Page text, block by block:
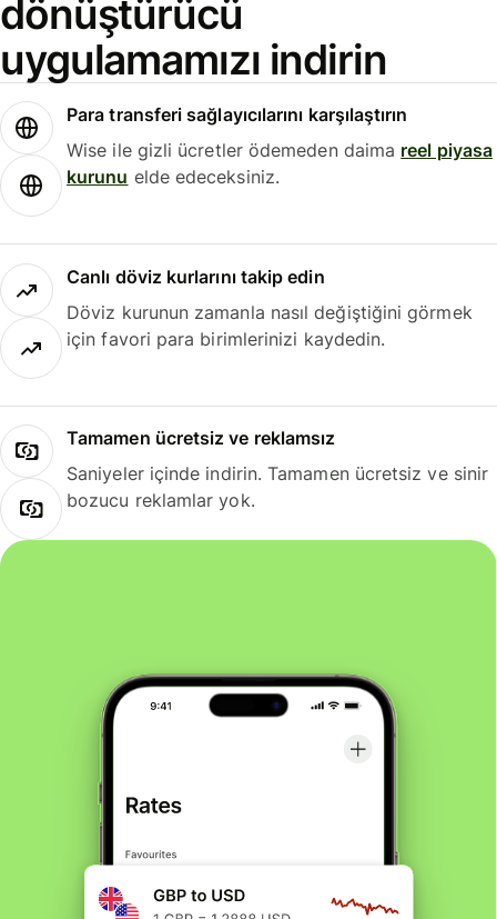
dönüştürücü
uygulamamızı indirin
Para transferi sağlayıcılarını karşılaştırın
Wise ile gizli ücretler ödemeden daima reel piyasa
kurunu elde edeceksiniz.
Canlı döviz kurlarını takip edin
Döviz kurunun zamanla nasıl değiştiğini görmek
için favori para birimlerinizi kaydedin.
Tamamen ücretsiz ve reklamsız
Saniyeler içinde indirin. Tamamen ücretsiz ve sinir
bozucu reklamlar yok.